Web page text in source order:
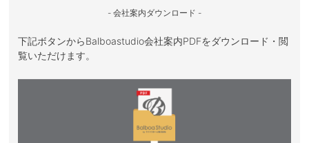
- 会社案内ダウンロード -
下記ボタンからBalboastudio会社案内PDFをダウンロード・閲
覧いただけます。